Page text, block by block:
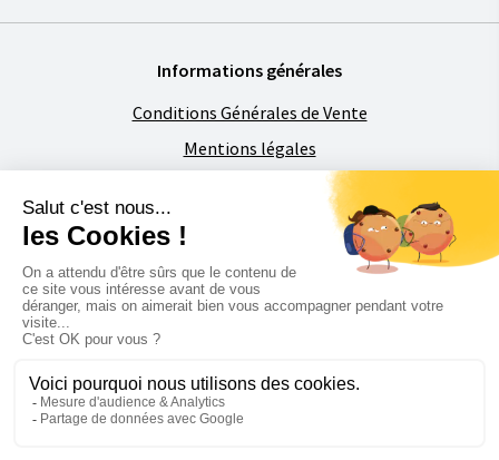
Informations générales
Conditions Générales de Vente
Mentions légales
Politique de confidentialité
À propos de Florimat
Restons en contact